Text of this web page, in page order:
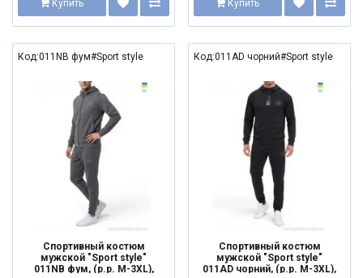
Купить Купить
Код:011NB фум#Sport style
Спортивный костюм
мужской "Sport style"
011NB фум, (р.р. M-3XL),
Код:011AD чорний#Sport style
Спортивный костюм
мужской "Sport style"
011AD чорний, (р.р. M-3XL),